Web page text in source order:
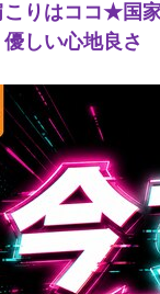
りはココ★国
しい心地良さ